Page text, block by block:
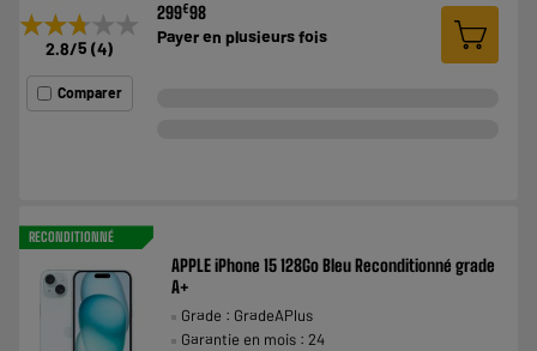
★★★★★
★★★★★
2.8/5 (4)
Comparer
299€98
Payer en plusieurs fois
RECONDITIONNÉ
APPLE iPhone 15 128Go Bleu Reconditionné grade
A+
Grade : GradeAPlus
Garantie en mois : 24